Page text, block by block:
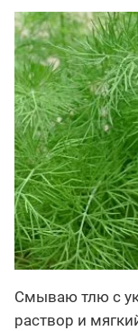
Смываю тлю с
раствор и